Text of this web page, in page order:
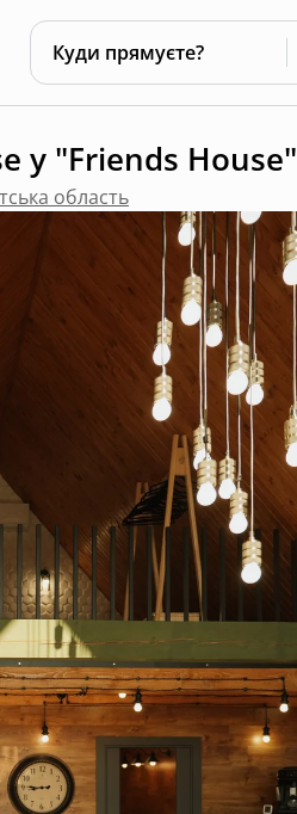
Куди прямуєте?
у "Friends House"
область